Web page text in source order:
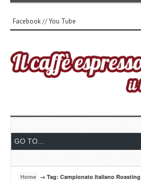
Facebook//You Tube
Home → Tag: Campionato Italiano Roasting